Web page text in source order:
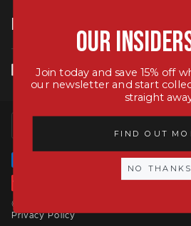
RESTE EN CONTACT.
LANGUE MONNAIE
©
Privacy Policy
Our
Join today and save 15% off
our newsletter and start
straight
FIND OUT
NO THANKS